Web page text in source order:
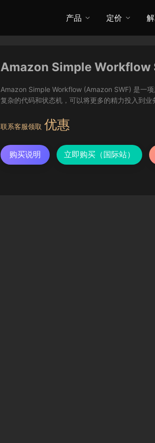
产品 定价
Amazon Simple Workflow
Amazon Simple Workflow (Amazon SWF) 是一
复杂的代码和状态机，可以将更多的精力投入到业
联系客服领取 优惠
购买说明 立即购买（国际站）